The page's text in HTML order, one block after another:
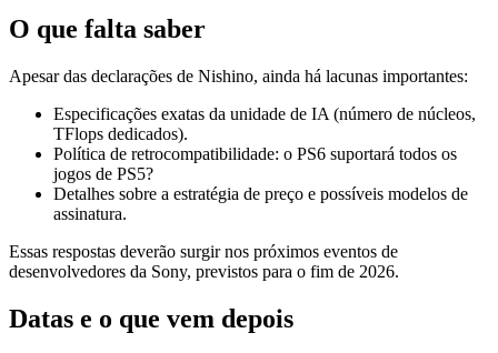
O que falta saber
Apesar das declarações de Nishino, ainda há lacunas importantes:
Especificações exatas da unidade de IA (número de núcleos,
TFlops dedicados).
Política de retrocompatibilidade: o PS6 suportará todos os
jogos de PS5?
Detalhes sobre a estratégia de preço e possíveis modelos de
assinatura.
Essas respostas deverão surgir nos próximos eventos de
desenvolvedores da Sony, previstos para o fim de 2026.
Datas e o que vem depois